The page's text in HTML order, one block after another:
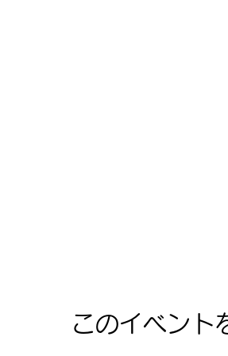
このイベント